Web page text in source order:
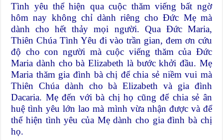
Tình yêu thể hiện qua cuộc thăm viếng bất ngờ
hôm nay không chỉ dành riêng cho Đức Mẹ mà
dành cho hết thảy mọi người. Qua Đức Maria,
Thiên Chúa Tình Yêu đi vào trần gian, đem ơn cứu
độ cho con người mà cuộc viếng thăm của Đức
Maria dành cho bà Elizabeth là bước khởi đầu. Mẹ
Maria thăm gia đình bà chị để chia sẻ niềm vui mà
Thiên Chúa dành cho bà Elizabeth và gia đình
Dacaria. Mẹ đến với bà chị họ cũng để chia sẻ ân
huệ tình yêu lớn lao mà mình vừa nhận được và để
thể hiện tình yêu của Mẹ dành cho gia đình bà chị
họ.